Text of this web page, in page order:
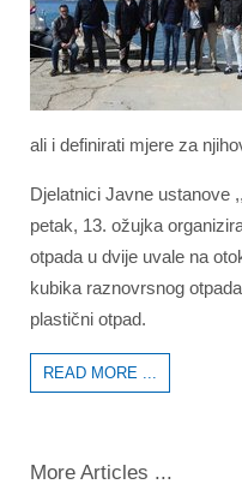
ali i definirati mjere za
Djelatnici Javne ustanove
petak, 13. ožujka
otpada u dvije uvale na
kubika raznovrsnog
plastični otpad.
READ MORE ...
More Articles ...